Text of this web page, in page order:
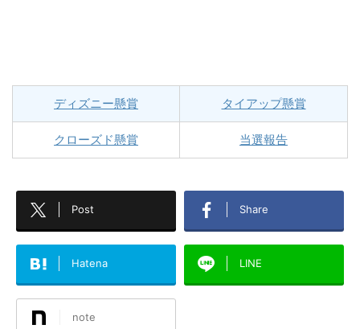
ディズニー懸賞 タイアップ懸賞
クローズド懸賞 当選報告
Post Share
Hatena LINE
note